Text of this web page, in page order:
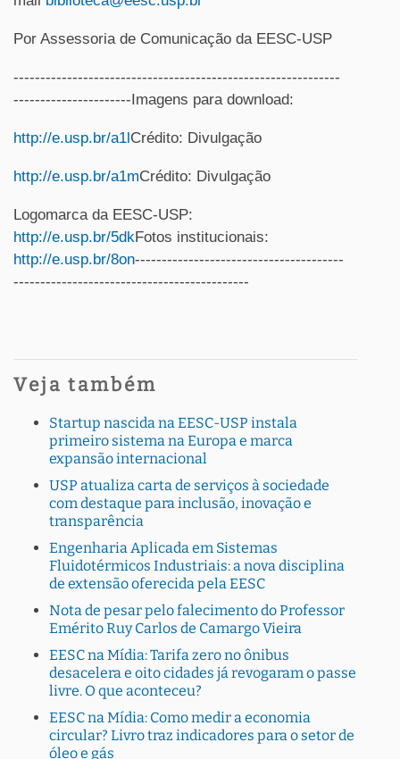
Por Assessoria de Comunicação da EESC-USP
-------------------------------------------------------------
----------------------Imagens para download:
http://e.usp.br/a1lCrédito: Divulgação
http://e.usp.br/a1mCrédito: Divulgação
Logomarca da EESC-USP:
http://e.usp.br/5dkFotos institucionais:
http://e.usp.br/8on---------------------------------------
--------------------------------------------
Veja também
Startup nascida na EESC-USP instala
primeiro sistema na Europa e marca
expansão internacional
USP atualiza carta de serviços à sociedade
com destaque para inclusão, inovação e
transparência
Engenharia Aplicada em Sistemas
Fluidotérmicos Industriais: a nova disciplina
de extensão oferecida pela EESC
Nota de pesar pelo falecimento do Professor
Emérito Ruy Carlos de Camargo Vieira
EESC na Mídia: Tarifa zero no ônibus
desacelera e oito cidades já revogaram o passe
livre. O que aconteceu?
EESC na Mídia: Como medir a economia
circular? Livro traz indicadores para o setor de
óleo e gás